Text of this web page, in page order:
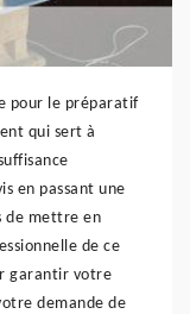
pour le préparatif
qui sert à
en passant une
de mettre en
de ce
garantir votre
demande de